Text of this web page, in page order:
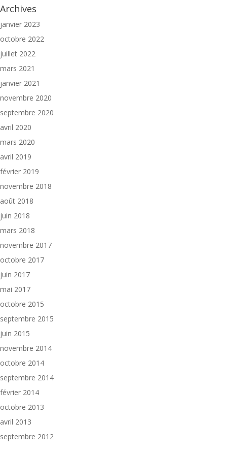
Archives
janvier 2023
octobre 2022
juillet 2022
mars 2021
janvier 2021
novembre 2020
septembre 2020
avril 2020
mars 2020
avril 2019
février 2019
novembre 2018
août 2018
juin 2018
mars 2018
novembre 2017
octobre 2017
juin 2017
mai 2017
octobre 2015
septembre 2015
juin 2015
novembre 2014
octobre 2014
septembre 2014
février 2014
octobre 2013
avril 2013
septembre 2012